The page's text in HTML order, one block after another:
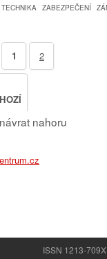
TECHNIKA ZABEZPEČENÍ
1 2
nahoru
ISSN 1213-